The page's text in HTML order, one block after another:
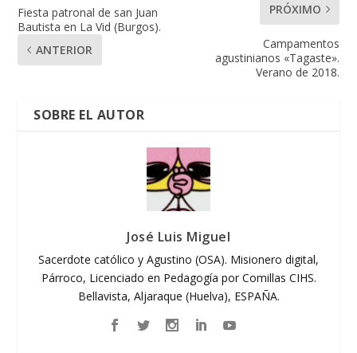
Fiesta patronal de san Juan
Bautista en La Vid (Burgos).
ANTERIOR
PRÓXIMO
Campamentos
agustinianos «Tagaste».
Verano de 2018.
SOBRE EL AUTOR
José Luis Miguel
Sacerdote católico y Agustino (OSA). Misionero digital,
Párroco, Licenciado en Pedagogía por Comillas CIHS.
Bellavista, Aljaraque (Huelva), ESPAÑA.